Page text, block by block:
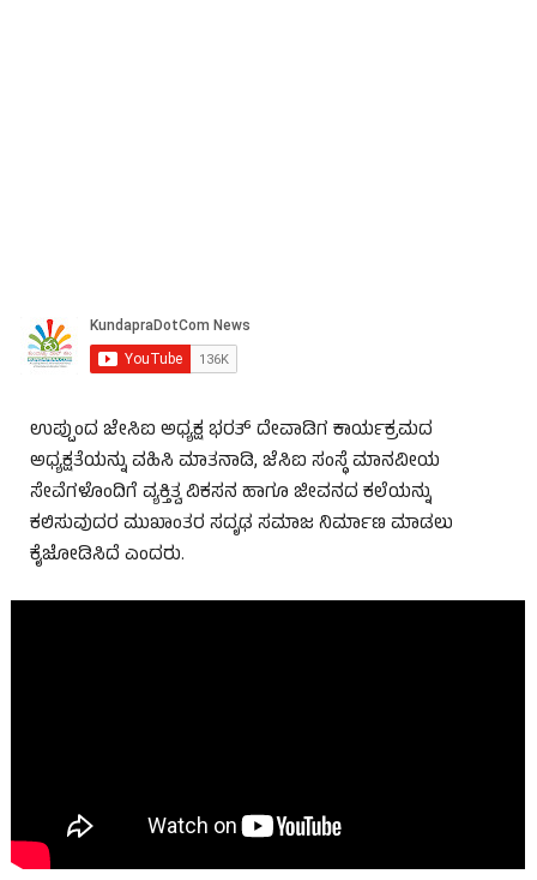
ಉಪ್ಪುಂದ ಜೇಸಿಐ ಅಧ್ಯಕ್ಷ ಭರತ್ ದೇವಾಡಿಗ ಕಾರ್ಯಕ್ರಮದ
ಅಧ್ಯಕ್ಷತೆಯನ್ನು ವಹಿಸಿ ಮಾತನಾಡಿ, ಜೆಸಿಐ ಸಂಸ್ಥೆ ಮಾನವೀಯ
ಸೇವೆಗಳೊಂದಿಗೆ ವ್ಯಕ್ತಿತ್ವ ವಿಕಸನ ಹಾಗೂ ಜೀವನದ ಕಲೆಯನ್ನು
ಕಲಿಸುವುದರ ಮುಖಾಂತರ ಸದೃಢ ಸಮಾಜ ನಿರ್ಮಾಣ ಮಾಡಲು
ಕೈಜೋಡಿಸಿದೆ ಎಂದರು.